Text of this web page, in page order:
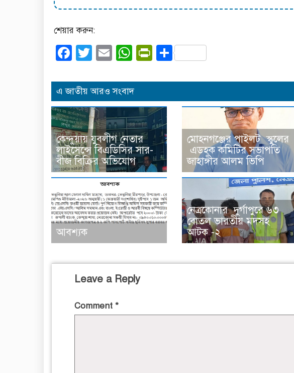
শেয়ার করুন:
Facebook
Twitter
EmailWhatsApp
PrintFriendly
Share
এ জাতীয় আরও সংবাদ
কেন্দুয়ায় যুবলীগ নেতার
লাইসেন্সে বিএডিসির সার-
বীজ বিক্রির অভিযোগ
মোহনগঞ্জের পাইলট স্কুলের
এডহক কমিটির সভাপতি
জাহাঙ্গীর আলম ভিপি
আবশ্যক
নেত্রকোনার দুর্গাপুরে ৬৩
বোতল ভারতীয় মদসহ
আটক -২
Leave a Reply
Comment *